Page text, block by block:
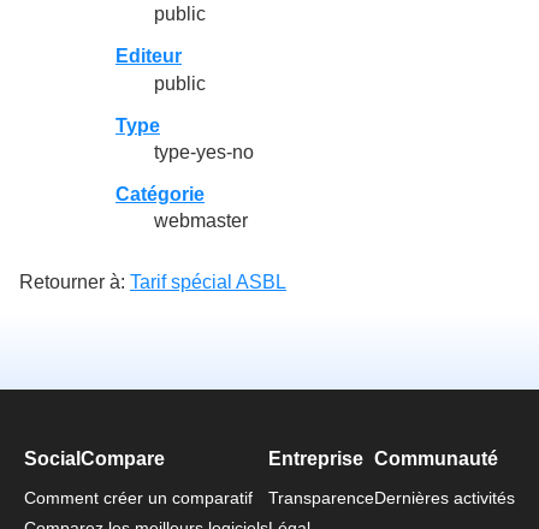
public
Editeur
public
Type
type-yes-no
Catégorie
webmaster
Retourner à: Tarif spécial ASBL
SocialCompare
Comment créer un comparatif
Entreprise
Transparence
Communauté
Dernières activités